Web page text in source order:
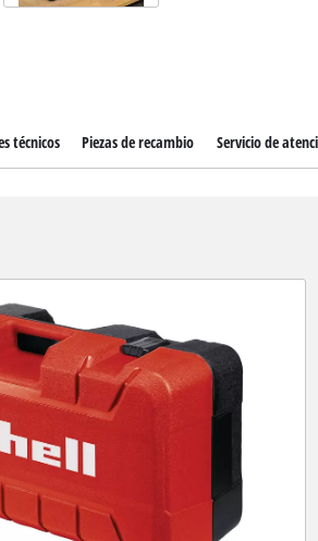
técnicos Piezas de recambio Servicio de